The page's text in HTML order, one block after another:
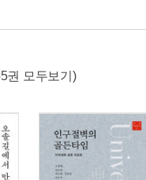
권 모두보기)